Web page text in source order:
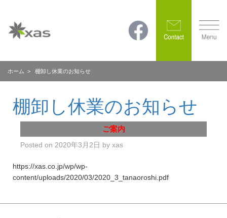
ホーム > 棚卸し休業のお知らせ
棚卸し休業のお知らせ
ご案内
Posted on 2020年3月2日 by xas
https://xas.co.jp/wp/wp-
content/uploads/2020/03/2020_3_tanaoroshi.pdf